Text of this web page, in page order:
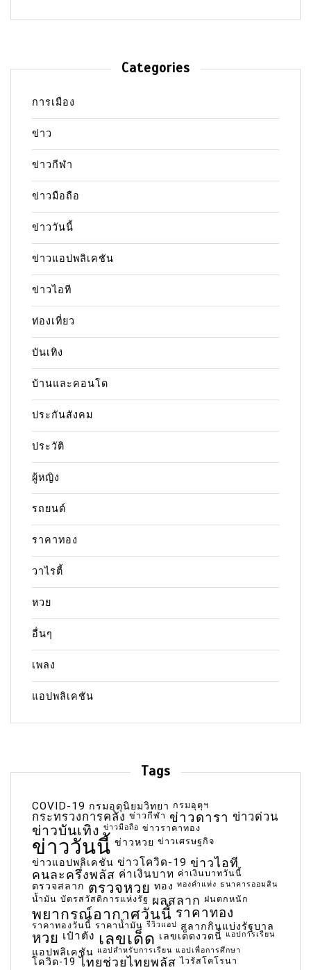
Categories
การเมือง
ข่าว
ข่าวกีฬา
ข่าวมือถือ
ข่าววันนี้
ข่าวแอปพลิเคชัน
ข่าวไอที
ท่องเที่ยว
บันเทิง
บ้านและคอนโด
ประกันสังคม
ประวัติ
ผู้หญิง
รถยนต์
ราคาทอง
วาไรตี้
หวย
อื่นๆ
เพลง
แอปพลิเคชัน
Tags
COVID-19 กรมอุตุนิยมวิทยา กรมอุตุฯ
กระทรวงการคลัง ข่าวกีฬา ข่าวดารา ข่าวด่วน
ข่าวบันเทิง ข่าวมือถือ ข่าวราคาทอง
ข่าววันนี้ ข่าวหวย ข่าวเศรษฐกิจ
ข่าวแอปพลิเคชัน ข่าวโควิด-19 ข่าวไอที
คนละครึ่งพลัส ค่าเงินบาท ค่าเงินบาทวันนี้
ตรวจสลาก ตรวจหวย ทอง ทองคำแท่ง ธนาคารออมสิน
น้ำมัน บัตรสวัสดิการแห่งรัฐ ผลสลาก ฝนตกหนัก
พยากรณ์อากาศวันนี้ ราคาทอง
ราคาทองวันนี้ ราคาน้ำมัน รีวิวแอป สลากกินแบ่งรัฐบาล
หวย เป๋าตัง เลขเด็ด เลขเด็ดงวดนี้ แอปการเรียน
แอปพลิเคชัน แอปสำหรับการเรียน แอปเพื่อการศึกษา
โควิด-19 ไทยช่วยไทยพลัส ไวรัสโคโรนา